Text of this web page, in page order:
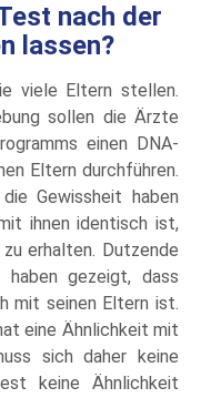
nach der
lassen?
viele Eltern stellen.
sollen die Ärzte
einen DNA-
Eltern durchführen.
Gewissheit haben
ihnen identisch ist,
erhalten. Dutzende
haben gezeigt, dass
mit seinen Eltern ist.
eine Ähnlichkeit mit
sich daher keine
keine Ähnlichkeit